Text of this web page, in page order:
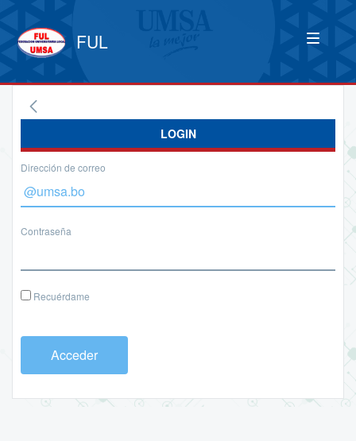
FUL
LOGIN
Dirección de correo
Contraseña
Recuérdame
Acceder